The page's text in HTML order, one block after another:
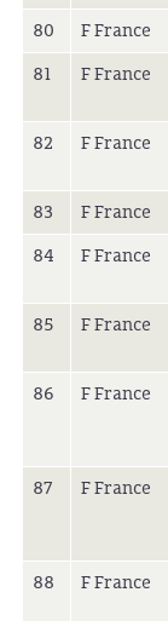
80
F France
81
F France
82
F France
83
F France
84
F France
85
F France
86
F France
87 F France
88 F France